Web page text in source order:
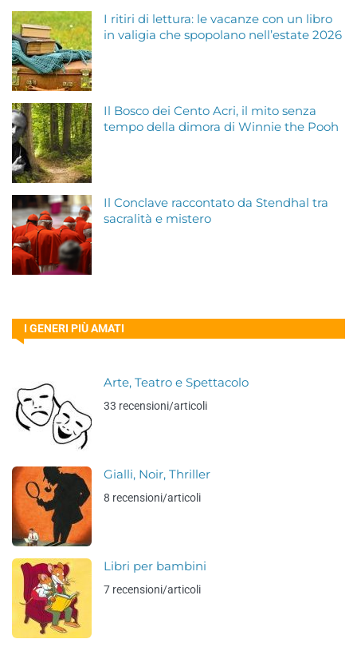
I ritiri di lettura: le vacanze con un libro
in valigia che spopolano nell’estate 2026
Il Bosco dei Cento Acri, il mito senza
tempo della dimora di Winnie the Pooh
Il Conclave raccontato da Stendhal tra
sacralità e mistero
I GENERI PIÙ AMATI
Arte, Teatro e Spettacolo
33 recensioni/articoli
Gialli, Noir, Thriller
8 recensioni/articoli
Libri per bambini
7 recensioni/articoli